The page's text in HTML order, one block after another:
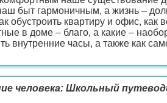
быт гармоничным, а жизнь –
обустроить квартиру и офис,
в доме – благо, а какие –
внутренние часы, а также как
человека: Школьный